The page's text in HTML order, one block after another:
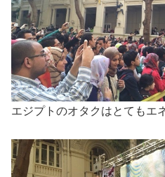
エジプトのオタクはとてもエ